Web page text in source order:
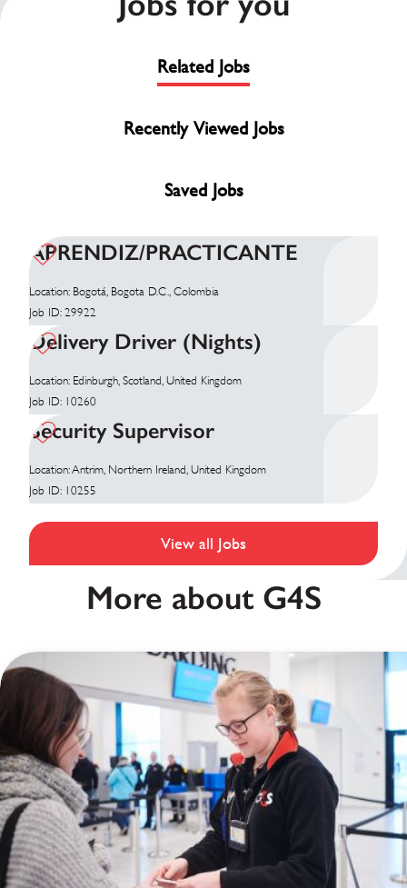
Related Jobs
Recently Viewed Jobs
Saved Jobs
APRENDIZ/PRACTICANTE
Location: Bogotá, Bogota D.C., Colombia
Job ID: 29922
Delivery Driver (Nights)
Location: Edinburgh, Scotland, United Kingdom
Job ID: 10260
Security Supervisor
Location: Antrim, Northern Ireland, United Kingdom
Job ID: 10255
View all Jobs
More about G4S